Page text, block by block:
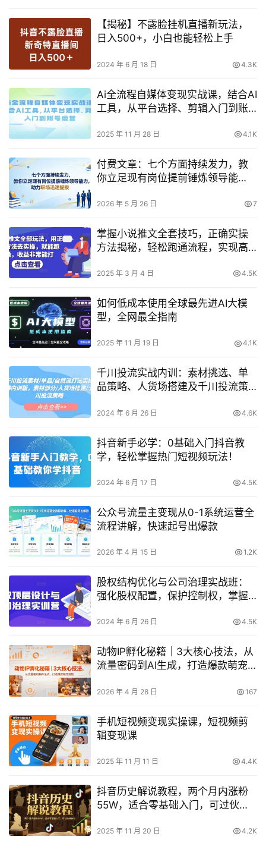
【揭秘】不露脸挂机直播新玩法，
日入500+，小白也能轻松上手
2024 年 6 月 18 日 4.3K
Ai全流程自媒体变现实战课，结合AI
工具，从平台选择、剪辑入门到账
2025 年 11 月 28 日 4.1K
付费文章：七个方面持续发力，教
你立足现有岗位提前锤炼领导能
2026 年 5 月 26 日 7
掌握小说推文全套技巧，正确实操
方法揭秘，轻松跑通流程，实现高
2025 年 3 月 4 日 4.5K
如何低成本使用全球最先进AI大模
型，全网最全指南
2025 年 11 月 19 日 4.1K
千川投流实战内训：素材挑选、单
品策略、人货场搭建及千川投流策
2024 年 6 月 26 日 4.6K
抖音新手必学：0基础入门抖音教
学，轻松掌握热门短视频玩法！
2024 年 6 月 17 日 4.5K
公众号流量主变现从0-1系统运营全
流程讲解，快速起号出爆款
2026 年 4 月 15 日 1.2K
股权结构优化与公司治理实战班：
强化股权配置，保护控制权，掌握
2024 年 6 月 26 日 4.5K
动物IP孵化秘籍｜3大核心技法，从
流量密码到AI生成，打造爆款萌宠
2026 年 4 月 28 日 167
手机短视频变现实操课，短视频剪
辑变现课
2025 年 11 月 11 日 4.4K
抖音历史解说教程，两个月内涨粉
55W，适合零基础入门，可过伙伴
2025 年 11 月 20 日 4.2K